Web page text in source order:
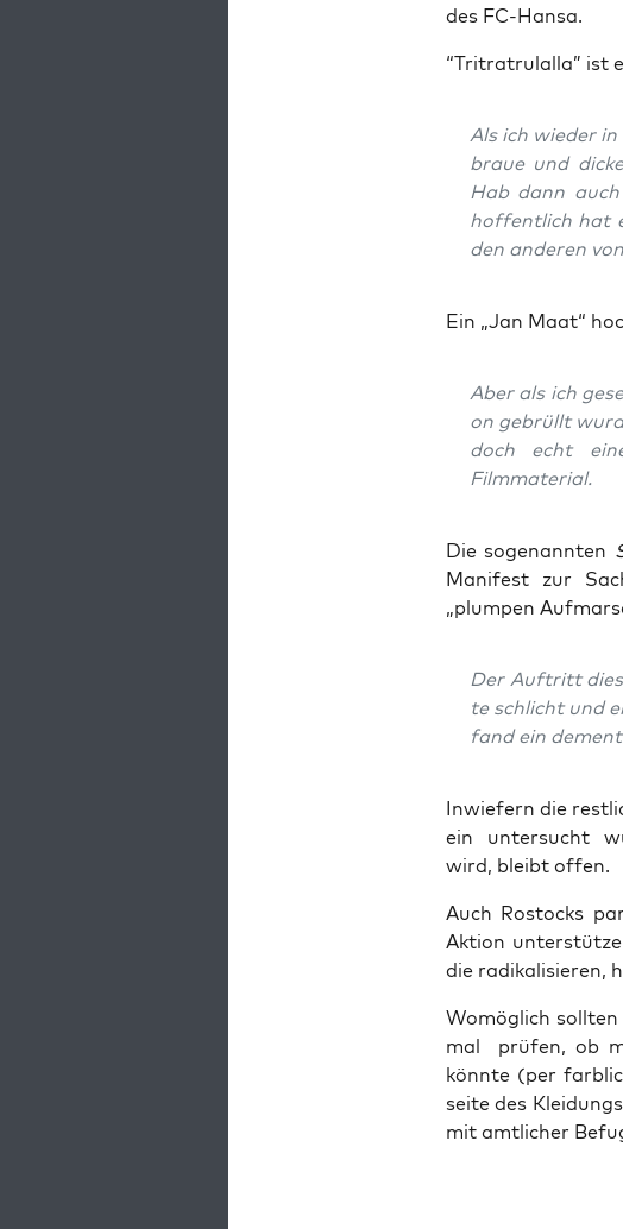
des FC-Hansa.
“Tri­tratrul­al­la” ist
Als ich wie­der
braue und
Hab dann
hof­fent­lich hat
den ande­ren
Ein „Jan Maat“
Aber als ich
on gebrüllt
doch echt
Filmmaterial.
Die soge­nann­ten
Mani­fest zur
„plum­pen
Der Auf­tritt
te schlicht und
fand ein
Inwie­fern die
ein unter­sucht
wird, bleibt offen.
Auch Ros­tocks
Akti­on
die radi­ka­li­sie­ren,
Womög­lich
mal prü­fen, ob
könn­te (per
sei­te des
mit amt­li­cher